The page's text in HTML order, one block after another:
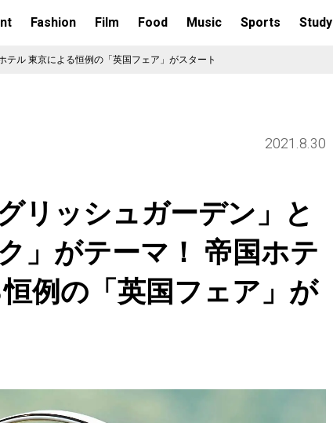
Fashion Film Food Music Sports Study
ル 東京による恒例の「英国フェア」がスタート
2021.8.30
リッシュガーデン」と
」がテーマ！ 帝国ホテ
例の「英国フェア」が